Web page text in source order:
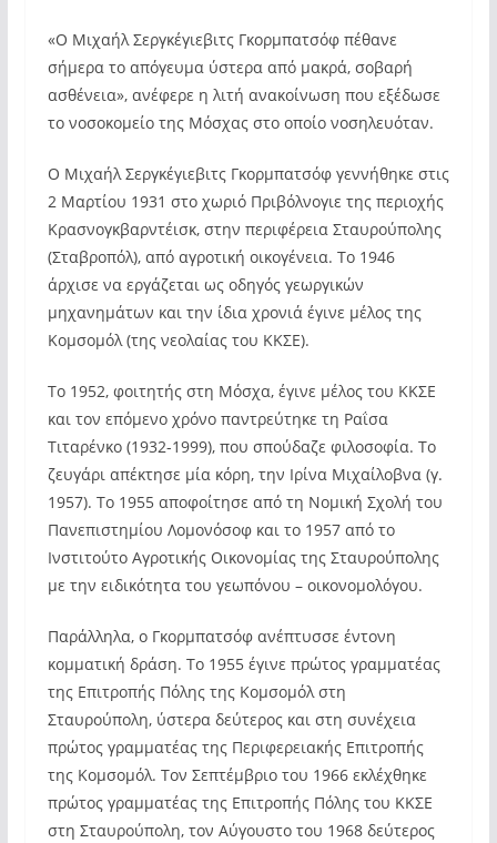
«Ο Μιχαήλ Σεργκέγιεβιτς Γκορμπατσόφ πέθανε
σήμερα το απόγευμα ύστερα από μακρά, σοβαρή
ασθένεια», ανέφερε η λιτή ανακοίνωση που εξέδωσε
το νοσοκομείο της Μόσχας στο οποίο νοσηλευόταν.
O Μιχαήλ Σεργκέγιεβιτς Γκορμπατσόφ γεννήθηκε στις
2 Μαρτίου 1931 στο χωριό Πριβόλνογιε της περιοχής
Κρασνογκβαρντέισκ, στην περιφέρεια Σταυρούπολης
(Σταβροπόλ), από αγροτική οικογένεια. Το 1946
άρχισε να εργάζεται ως οδηγός γεωργικών
μηχανημάτων και την ίδια χρονιά έγινε μέλος της
Κομσομόλ (της νεολαίας του ΚΚΣΕ).
Το 1952, φοιτητής στη Μόσχα, έγινε μέλος του ΚΚΣΕ
και τον επόμενο χρόνο παντρεύτηκε τη Ραΐσα
Τιταρένκο (1932-1999), που σπούδαζε φιλοσοφία. Το
ζευγάρι απέκτησε μία κόρη, την Ιρίνα Μιχαίλοβνα (γ.
1957). Το 1955 αποφοίτησε από τη Νομική Σχολή του
Πανεπιστημίου Λομονόσοφ και το 1957 από το
Ινστιτούτο Αγροτικής Οικονομίας της Σταυρούπολης
με την ειδικότητα του γεωπόνου – οικονομολόγου.
Παράλληλα, ο Γκορμπατσόφ ανέπτυσσε έντονη
κομματική δράση. Το 1955 έγινε πρώτος γραμματέας
της Επιτροπής Πόλης της Κομσομόλ στη
Σταυρούπολη, ύστερα δεύτερος και στη συνέχεια
πρώτος γραμματέας της Περιφερειακής Επιτροπής
της Κομσομόλ. Τον Σεπτέμβριο του 1966 εκλέχθηκε
πρώτος γραμματέας της Επιτροπής Πόλης του ΚΚΣΕ
στη Σταυρούπολη, τον Αύγουστο του 1968 δεύτερος